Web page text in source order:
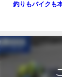
釣りもバイクも